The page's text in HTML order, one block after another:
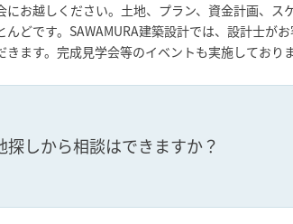
にお越しください。土地、プラン、資金計画、
どです。SAWAMURA建築設計では、設計士が
ます。完成見学会等のイベントも実施しており
探しから相談はできますか？